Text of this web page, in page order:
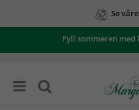
Se
Fyll sommeren